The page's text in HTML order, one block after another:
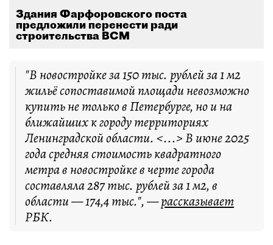
Здания Фарфоровского поста
предложили перенести ради
строительства ВСМ
"В новостройке за 150 тыс. рублей за 1 м2
жильё сопоставимой площади невозможно
купить не только в Петербурге, но и на
ближайших к городу территориях
Ленинградской области. <...> В июне 2025
года средняя стоимость квадратного
метра в новостройке в черте города
составляла 287 тыс. рублей за 1 м2, в
области — 174,4 тыс.", —рассказывает
РБК.